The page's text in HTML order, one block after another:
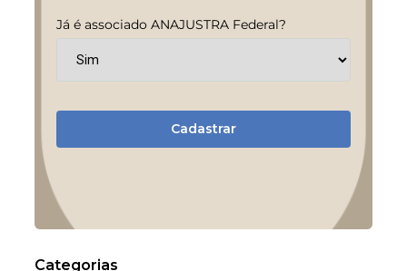
Já é associado ANAJUSTRA Federal?
Cadastrar
Categorias